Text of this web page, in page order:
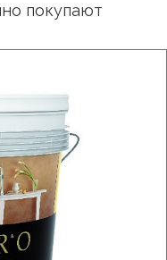
покупают